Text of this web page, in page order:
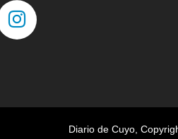
Diario de Cuyo,